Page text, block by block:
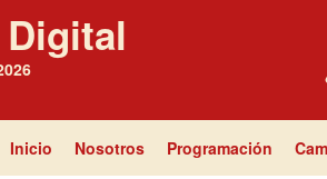
Inicio Nosotros Programación